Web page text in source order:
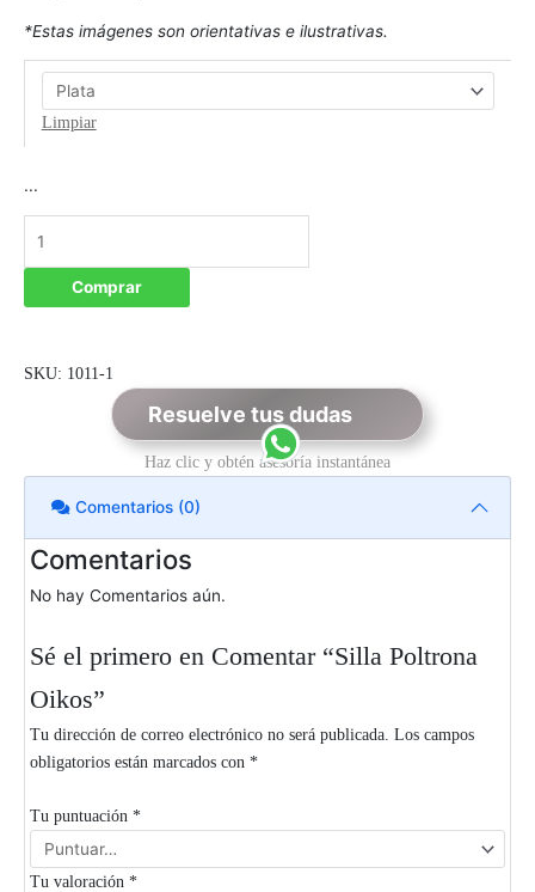
*Estas imágenes son orientativas e ilustrativas.
Limpiar
...
Comprar
SKU: 1011-1
Resuelve tus dudas
Haz clic y obtén asesoría instantánea
Comentarios (0)
Comentarios
No hay Comentarios aún.
Sé el primero en Comentar “Silla Poltrona
Oikos”
Tu dirección de correo electrónico no será publicada. Los campos
obligatorios están marcados con*
Tu puntuación*
Tu valoración*